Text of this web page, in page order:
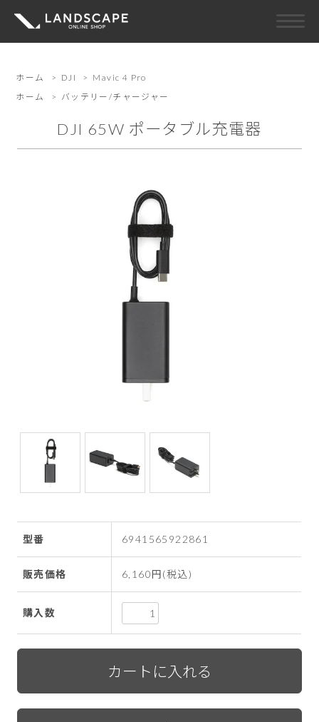
ホーム > DJI > Mavic 4 Pro
ホーム
> バッテリー/チャージャー
DJI 65W ポータブル充電器
型番 6941565922861
販売価格 6,160円(税込)
購入数